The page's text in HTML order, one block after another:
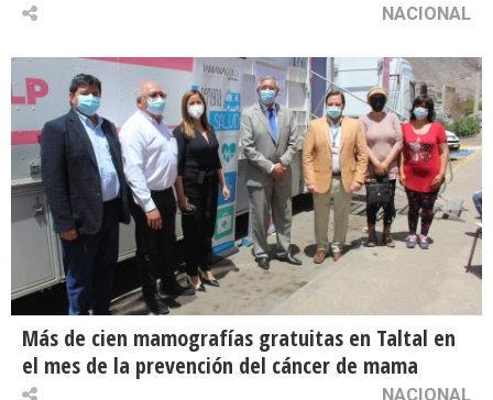
NACIONAL
Más de cien mamografías gratuitas en Taltal en
el mes de la prevención del cáncer de mama
NACIONAL